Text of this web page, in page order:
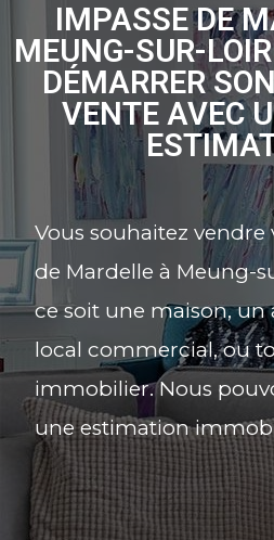
IMPASSE DE
MEUNG-SUR-
DÉMARRER
VENTE AVEC
Vous souhaitez
de Mardelle à Meung-
ce soit une maison,
local commercial, ou
immobilier. Nous
une estimation